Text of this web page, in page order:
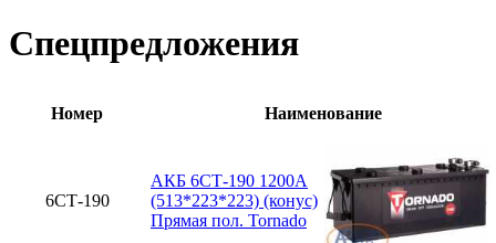
Спецпредложения
Номер Наименование
6СТ-190
АКБ 6СТ-190 1200А
(513*223*223) (конус)
Прямая пол. Tornado